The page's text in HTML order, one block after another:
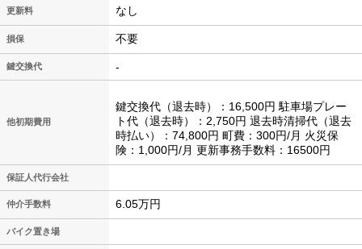
更新料 なし
損保 不要
鍵交換代 -
他初期費用
鍵交換代（退去時）：16,500円 駐車場プレー
ト代（退去時）：2,750円 退去時清掃代（退去
時払い）：74,800円 町費：300円/月 火災保
険：1,000円/月 更新事務手数料：16500円
保証人代行会社
仲介手数料 6.05万円
バイク置き場